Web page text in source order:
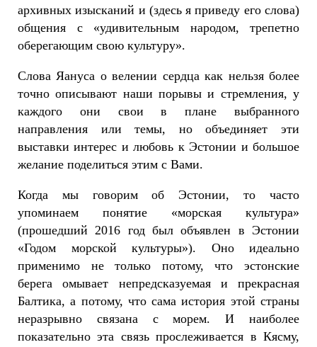
архивных изысканий и (здесь я приведу его слова)
общения с «удивительным народом, трепетно
оберегающим свою культуру».
Слова Яануса о велении сердца как нельзя более
точно описывают наши порывы и стремления, у
каждого они свои в плане выбранного
направления или темы, но объединяет эти
выставки интерес и любовь к Эстонии и большое
желание поделиться этим с Вами.
Когда мы говорим об Эстонии, то часто
упоминаем понятие «морская культура»
(прошедший 2016 год был объявлен в Эстонии
«Годом морской культуры»). Оно идеально
применимо не только потому, что эстонские
берега омывает непредсказуемая и прекрасная
Балтика, а потому, что сама история этой страны
неразрывно связана с морем. И наиболее
показательно эта связь прослеживается в Кясму,